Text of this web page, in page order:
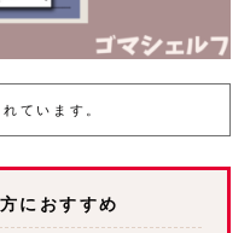
ています。
におすすめ